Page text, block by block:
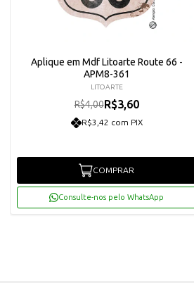
Aplique em Mdf Litoarte Route 66 -
APM8-361
LITOARTE
R$4,00R$3,60
R$3,42 com PIX
COMPRAR
Consulte-nos pelo WhatsApp